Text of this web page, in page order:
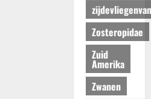
Zosteropidae
Zuid
Amerika
Zwanen